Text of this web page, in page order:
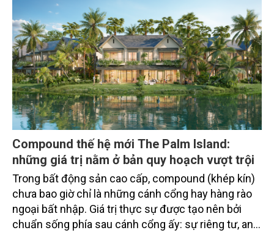
Compound thế hệ mới The Palm Island:
những giá trị nằm ở bản quy hoạch vượt trội
Trong bất động sản cao cấp, compound (khép kín)
chưa bao giờ chỉ là những cánh cổng hay hàng rào
ngoại bất nhập. Giá trị thực sự được tạo nên bởi
chuẩn sống phía sau cánh cổng ấy: sự riêng tư, an